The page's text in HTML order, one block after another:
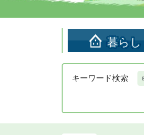
す。
し
暮ら
キーワード検索